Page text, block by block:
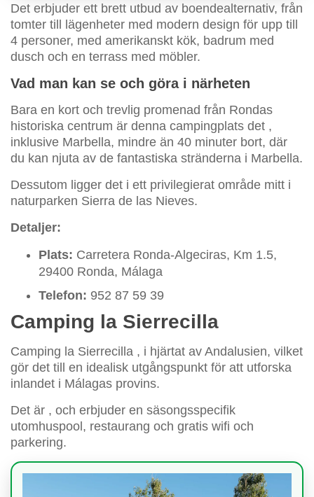
Det erbjuder ett brett utbud av boendealternativ, från
tomter till lägenheter med modern design för upp till
4 personer, med amerikanskt kök, badrum med
dusch och en terrass med möbler.
Vad man kan se och göra i närheten
Bara en kort och trevlig promenad från Rondas
historiska centrum är denna campingplats det ,
inklusive Marbella, mindre än 40 minuter bort, där
du kan njuta av de fantastiska stränderna i Marbella.
Dessutom ligger det i ett privilegierat område mitt i
naturparken Sierra de las Nieves.
Detaljer:
Plats: Carretera Ronda-Algeciras, Km 1.5,
29400 Ronda, Málaga
Telefon: 952 87 59 39
Camping la Sierrecilla
Camping la Sierrecilla , i hjärtat av Andalusien, vilket
gör det till en idealisk utgångspunkt för att utforska
inlandet i Málagas provins.
Det är , och erbjuder en säsongsspecifik
utomhuspool, restaurang och gratis wifi och
parkering.